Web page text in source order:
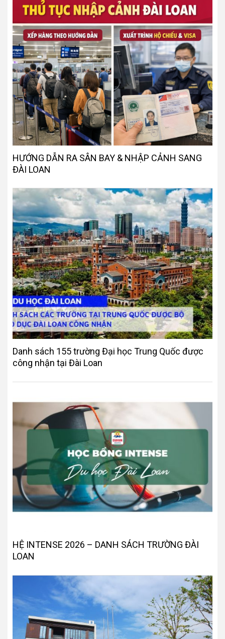
HƯỚNG DẪN RA SÂN BAY & NHẬP CẢNH SANG
ĐÀI LOAN
Danh sách 155 trường Đại học Trung Quốc được
công nhận tại Đài Loan
HỆ INTENSE 2026 – DANH SÁCH TRƯỜNG ĐÀI
LOAN